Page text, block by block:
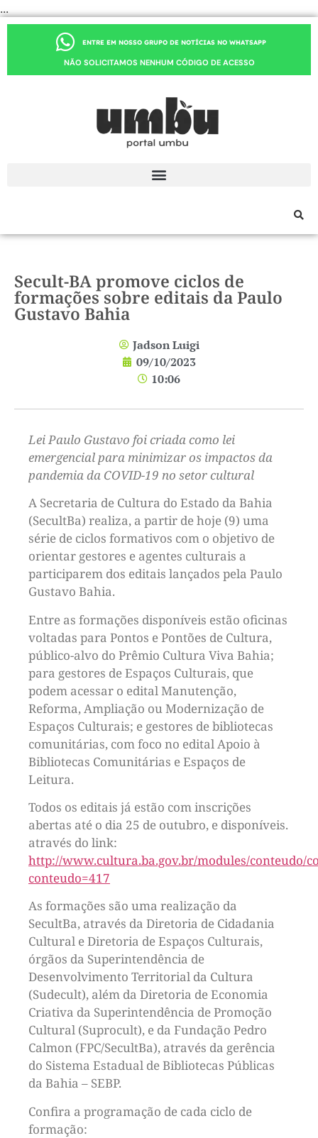
...
ENTRE EM NOSSO GRUPO DE NOTÍCIAS NO WHATSAPP
NÃO SOLICITAMOS NENHUM CÓDIGO DE ACESSO
Secult-BA promove ciclos de
formações sobre editais da Paulo
Gustavo Bahia
Jadson Luigi
09/10/2023
10:06
Lei Paulo Gustavo foi criada como lei
emergencial para minimizar os impactos da
pandemia da COVID-19 no setor cultural
A Secretaria de Cultura do Estado da Bahia
(SecultBa) realiza, a partir de hoje (9) uma
série de ciclos formativos com o objetivo de
orientar gestores e agentes culturais a
participarem dos editais lançados pela Paulo
Gustavo Bahia.
Entre as formações disponíveis estão oficinas
voltadas para Pontos e Pontões de Cultura,
público-alvo do Prêmio Cultura Viva Bahia;
para gestores de Espaços Culturais, que
podem acessar o edital Manutenção,
Reforma, Ampliação ou Modernização de
Espaços Culturais; e gestores de bibliotecas
comunitárias, com foco no edital Apoio à
Bibliotecas Comunitárias e Espaços de
Leitura.
Todos os editais já estão com inscrições
abertas até o dia 25 de outubro, e disponíveis.
através do link:
http://www.cultura.ba.gov.br/modules/conteudo/
conteudo=417
As formações são uma realização da
SecultBa, através da Diretoria de Cidadania
Cultural e Diretoria de Espaços Culturais,
órgãos da Superintendência de
Desenvolvimento Territorial da Cultura
(Sudecult), além da Diretoria de Economia
Criativa da Superintendência de Promoção
Cultural (Suprocult), e da Fundação Pedro
Calmon (FPC/SecultBa), através da gerência
do Sistema Estadual de Bibliotecas Públicas
da Bahia – SEBP.
Confira a programação de cada ciclo de
formação: